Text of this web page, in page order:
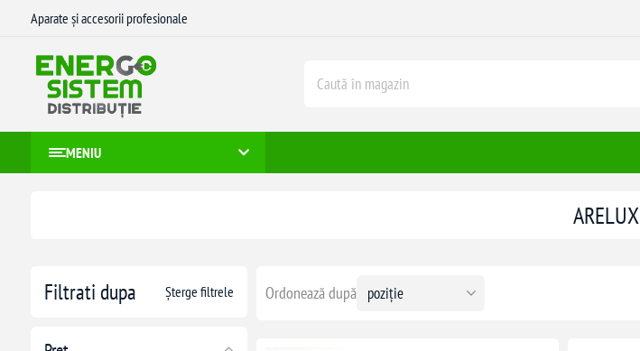
Aparate și accesorii profesionale
MENIU
Filtrati dupa Șterge filtrele
ARELUX
Ordonează după